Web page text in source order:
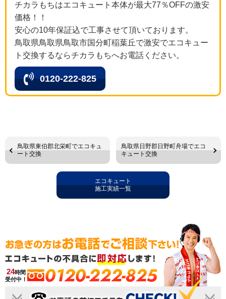
チカラもちはエコキュート本体が最大77％OFFの激安
価格！！
安心の10年保証込で工事させて頂いております。
鳥取県鳥取県鳥取市国分町稲葉丘で激安でエコキュー
ト交換するならチカラもちへお電話ください。
0120-222-825
鳥取県東伯郡北栄町でエコキュ
ート交換
鳥取県日野郡日野町舟場でエコ
キュート交換
エコキュート
施工実績一覧
24時間
受付中！
0120-222-825